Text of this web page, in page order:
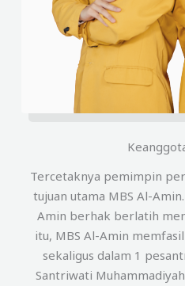
Tercetaknya pemimpin
tujuan utama MBS Al-
Amin berhak berlatih
itu, MBS Al-Amin
sekaligus dalam 1
Santriwati